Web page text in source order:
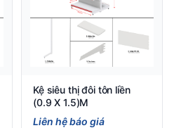
Kệ siêu thị đôi tôn liền
(0.9 X 1.5)M
Liên hệ báo giá